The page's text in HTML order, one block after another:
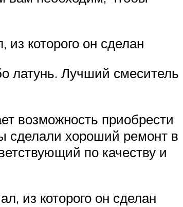
которого он сделан
латунь. Лучший смеситель
возможность приобрести
сделали хороший ремонт в
по качеству и
из которого он сделан